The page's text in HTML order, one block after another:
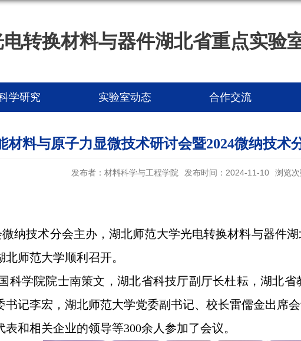
电转换材料与器件湖北省重点实验
学研究 实验室动态 合作交流
材料与原子力显微技术研讨会暨2024微纳技术
发布者：材料科学与工程学院 发布时间：2024-11-10 浏览次
纳技术分会主办，湖北师范大学光电转换材料与器件
师范大学顺利召开。
科学院院士南策文，湖北省科技厅副厅长杜耘，湖北
记李宏，湖北师范大学党委副书记、校长雷儒金出席
表和相关企业的领导等300余人参加了会议。